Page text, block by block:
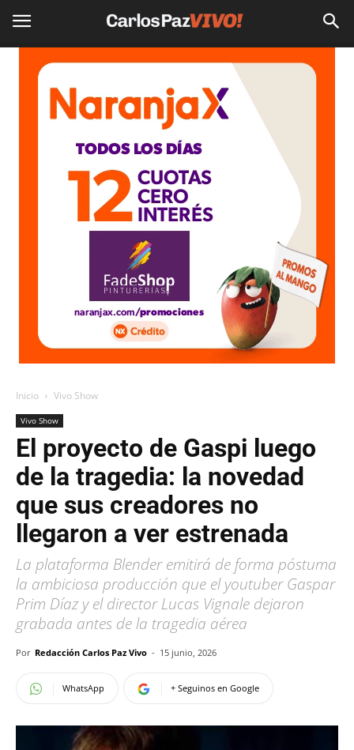
Inicio Vivo Show
Vivo Show
El proyecto de Gaspi luego
de la tragedia: la novedad
que sus creadores no
llegaron a ver estrenada
La plataforma Blender emitirá de forma póstuma
la ambiciosa producción que el youtuber Gaspar
Prim Díaz y el director Lucas Vignale dejaron
grabada antes de la tragedia aérea
Por Redacción Carlos Paz Vivo - 15 junio, 2026
WhatsApp + Seguinos en Google